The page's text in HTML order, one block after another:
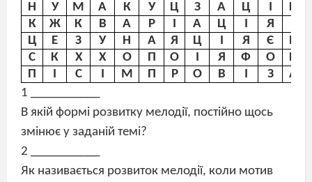
Н
У М А К У Ц З А Ц І К
К
Ж К В А Р І А Ц І Я
Ц
Е З У Н А Я Ц І Я Є Й
С
К Х Х О П О І Я Ф О Н
П
І С І М П Р О В І З А
1 ___________
В якій формі розвитку мелодії, постійно щось
змінює у заданій темі?
2 ___________
Як називається розвиток мелодії, коли мотив